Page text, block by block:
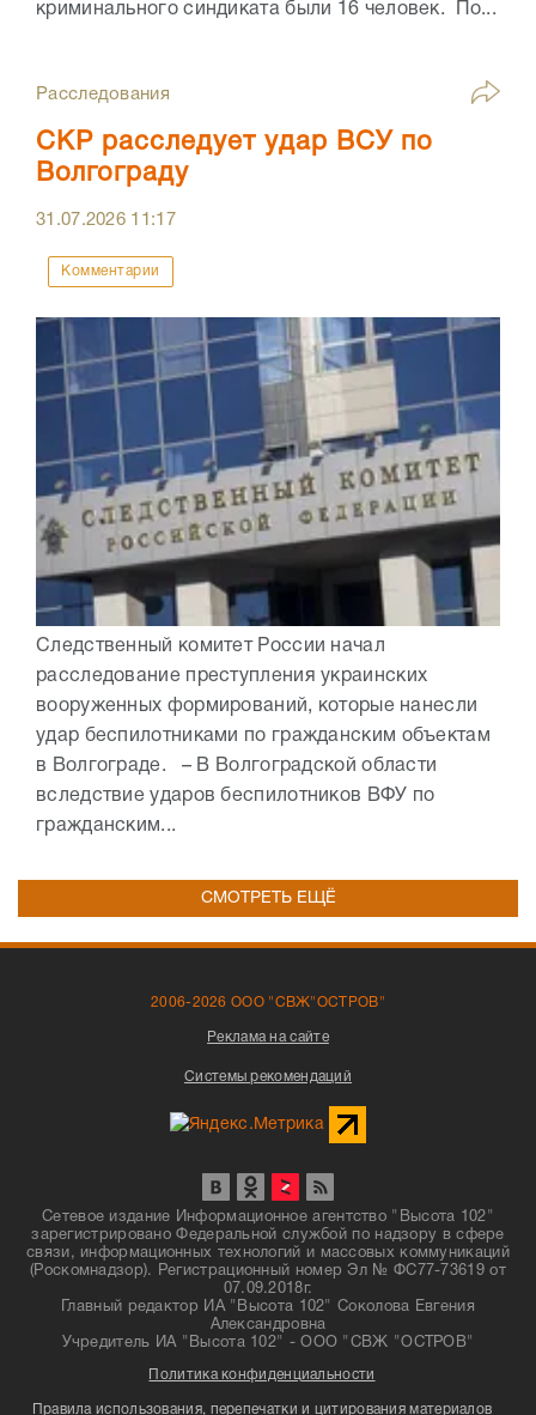
криминального синдиката были 16 человек. По...
Расследования
СКР расследует удар ВСУ по
Волгограду
31.07.2026 11:17
Комментарии
Следственный комитет России начал
расследование преступления украинских
вооруженных формирований, которые нанесли
удар беспилотниками по гражданским объектам
в Волгограде. – В Волгоградской области
вследствие ударов беспилотников ВФУ по
гражданским...
СМОТРЕТЬ ЕЩЁ
2006-2026 ООО "СВЖ"ОСТРОВ"
Реклама на сайте
Системы рекомендаций
Сетевое издание Информационное агентство "Высота 102"
зарегистрировано Федеральной службой по надзору в сфере
связи, информационных технологий и массовых коммуникаций
(Роскомнадзор). Регистрационный номер Эл № ФС77-73619 от
07.09.2018г.
Главный редактор ИА "Высота 102" Соколова Евгения
Александровна
Учредитель ИА "Высота 102" - ООО "СВЖ "ОСТРОВ"
Политика конфиденциальности
Правила использования, перепечатки и цитирования материалов